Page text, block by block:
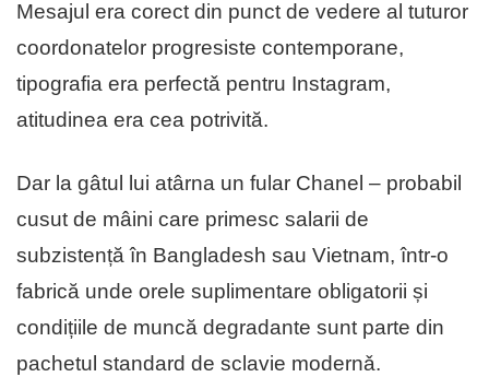
Mesajul era corect din punct de vedere al tuturor
coordonatelor progresiste contemporane,
tipografia era perfectǎ pentru Instagram,
atitudinea era cea potrivită.
Dar la gâtul lui atârna un fular Chanel – probabil
cusut de mâini care primesc salarii de
subzistență în Bangladesh sau Vietnam, într-o
fabrică unde orele suplimentare obligatorii și
condițiile de muncă degradante sunt parte din
pachetul standard de sclavie modernǎ.